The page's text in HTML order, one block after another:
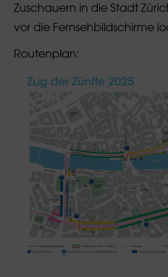
Zuschauern in die Stadt
vor die Fernsehbildschirme
Routenplan: